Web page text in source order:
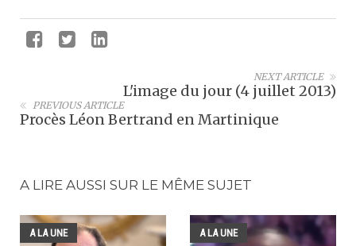
NEXT ARTICLE
L'image du jour (4 juillet 2013)
PREVIOUS ARTICLE
Procès Léon Bertrand en Martinique
A LIRE AUSSI SUR LE MÊME SUJET
A LA UNE A LA UNE